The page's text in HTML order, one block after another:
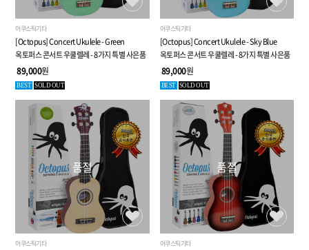
어쿠스틱기타
[Octopus] Concert Ukulele - Green
옥토퍼스 콘서트 우쿨렐레 - 8가지 특별 사은품
89,000원
BEST SOLD OUT
어쿠스틱기타
[Octopus] Concert Ukulele - Sky Blue
옥토퍼스 콘서트 우쿨렐레 - 8가지 특별 사은품
89,000원
BEST SOLD OUT
품절
어쿠스틱기타
품절
어쿠스틱기타